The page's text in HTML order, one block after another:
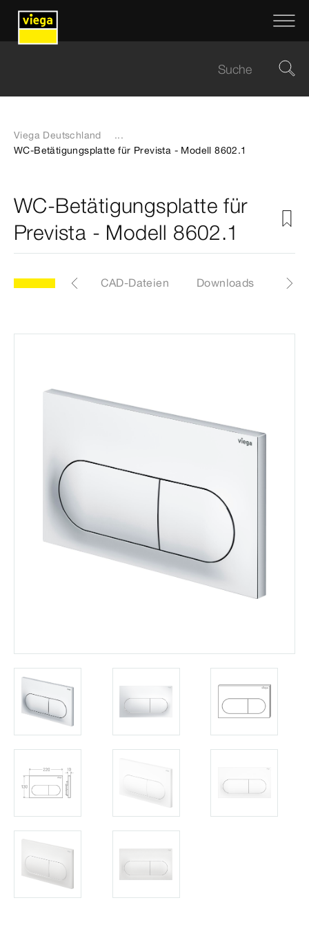
Viega Deutschland
...
WC-Betätigungsplatte für Prevista - Modell 8602.1
WC-Betätigungsplatte für
Prevista - Modell 8602.1
Etiketten CAD-Dateien Downloads